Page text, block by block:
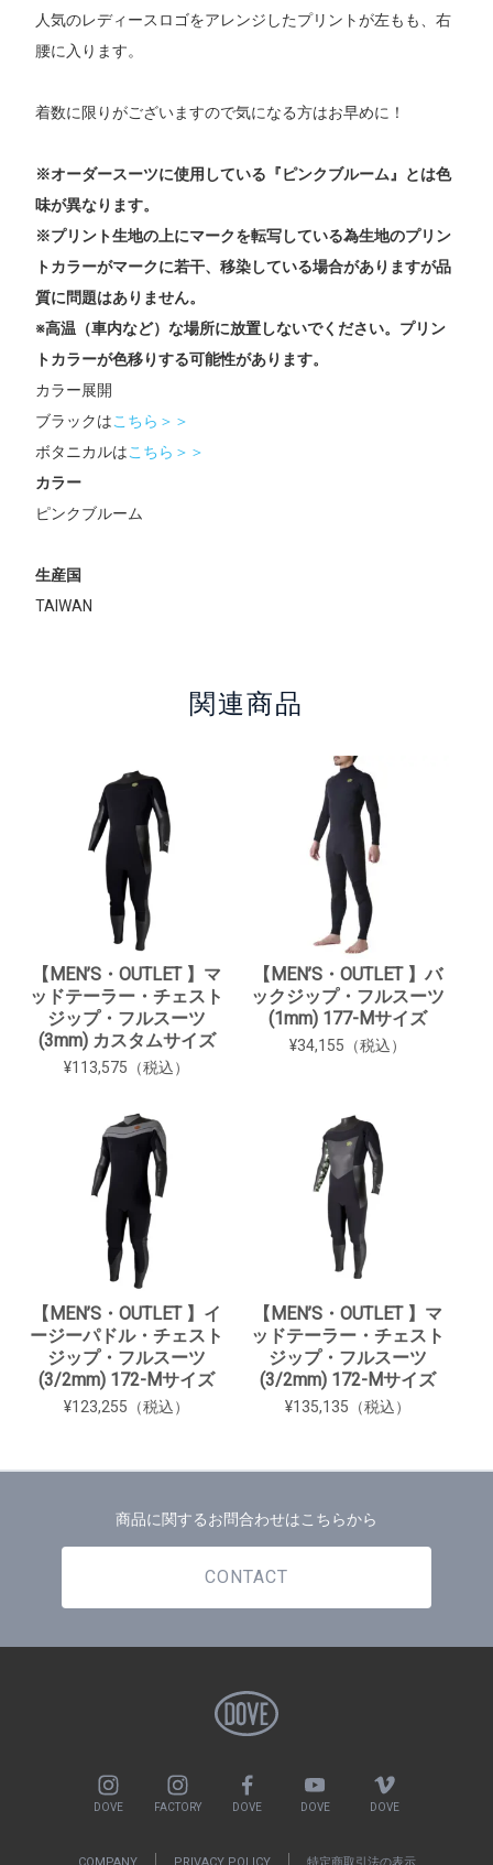
人気のレディースロゴをアレンジしたプリントが左もも、右
腰に入ります。
着数に限りがございますので気になる方はお早めに！
※オーダースーツに使用している『ピンクブルーム』とは色
味が異なります。
※プリント生地の上にマークを転写している為生地のプリン
トカラーがマークに若干、移染している場合がありますが品
質に問題はありません。
※高温（車内など）な場所に放置しないでください。プリン
トカラーが色移りする可能性があります。
カラー展開
ブラックはこちら＞＞
ボタニカルはこちら＞＞
カラー
ピンクブルーム
生産国
TAIWAN
関連商品
【MEN’S・OUTLET 】マ
ッドテーラー・チェスト
ジップ・フルスーツ
(3mm) カスタムサイズ
¥113,575（税込）
【MEN’S・OUTLET 】バ
ックジップ・フルスーツ
(1mm) 177-Mサイズ
¥34,155（税込）
【MEN’S・OUTLET 】イ
ージーパドル・チェスト
ジップ・フルスーツ
(3/2mm) 172-Mサイズ
¥123,255（税込）
【MEN’S・OUTLET 】マ
ッドテーラー・チェスト
ジップ・フルスーツ
(3/2mm) 172-Mサイズ
¥135,135（税込）
商品に関するお問合わせはこちらから
CONTACT
DOVE FACTORY DOVE DOVE DOVE